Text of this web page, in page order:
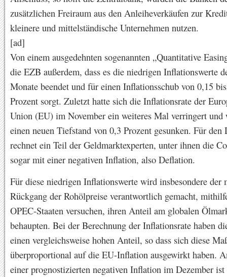
zusätzlichen Freiraum aus den Anleiheverkäufen zur
kleinere und mittelständische Unternehmen nutzen.
[ad]
Von einem ausgedehnten sogenannten „Quantitative
die EZB außerdem, dass es die niedrigen Inflationswerte
Monate beendet und für einen Inflationsschub von 0,15
Prozent sorgt. Zuletzt hatte sich die Inflationsrate der
Union (EU) im November ein weiteres Mal verringert und
einen neuen Tiefstand von 0,3 Prozent gesunken. Für den
rechnet ein Teil der Geldmarktexperten, unter ihnen die
sogar mit einer negativen Inflation, also Deflation.
Für diese niedrigen Inflationswerte wird insbesondere der
Rückgang der Rohölpreise verantwortlich gemacht,
OPEC-Staaten versuchen, ihren Anteil am globalen
behaupten. Bei der Berechnung der Inflationsrate haben
einen vergleichsweise hohen Anteil, so dass sich diese
überproportional auf die EU-Inflation ausgewirkt haben.
einer prognostizierten negativen Inflation im Dezember